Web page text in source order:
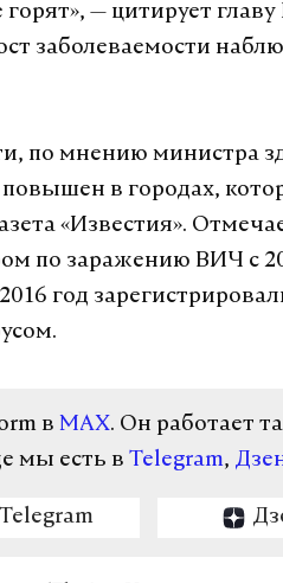
— цитирует
заболеваемости
по мнению министра
в городах,
«Известия».
по заражению ВИЧ с
год
в MAX. Он работает
мы есть в Telegram,
Telegram